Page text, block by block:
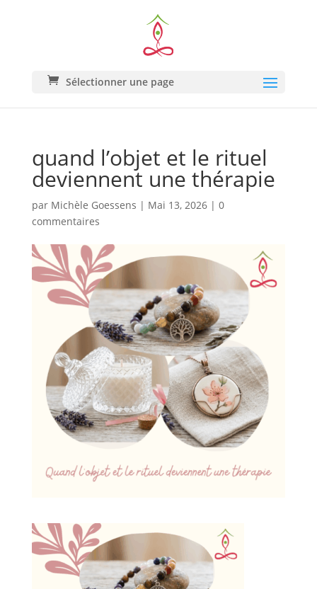
Sélectionner une page
quand l’objet et le rituel
deviennent une thérapie
par Michèle Goessens | Mai 13, 2026| 0
commentaires